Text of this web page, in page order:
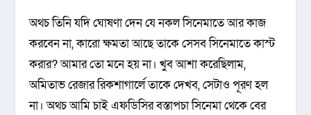
অথচ তিনি যদি ঘোষণা দেন যে নকল সিনেমাতে আর কাজ
করবেন না, কারো ক্ষমতা আছে তাকে সেসব সিনেমাতে কাস্ট
করার? আমার তো মনে হয় না। খুব আশা করেছিলাম,
অমিতাভ রেজার রিকশাগার্লে তাকে দেখব, সেটাও পূরণ হল
না। অথচ আমি চাই এফডিসির বস্তাপচা সিনেমা থেকে বের